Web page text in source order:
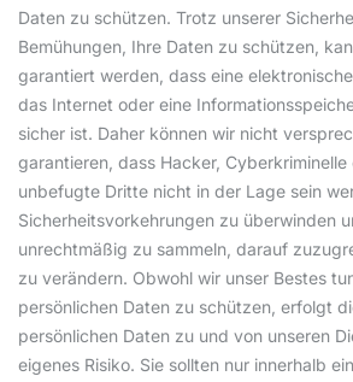
Daten zu schützen. Trotz unserer
Bemühungen, Ihre Daten zu schützen,
garantiert werden, dass eine
das Internet oder eine
sicher ist. Daher können wir nicht
garantieren, dass Hacker,
unbefugte Dritte nicht in der Lage sein
Sicherheitsvorkehrungen zu überwinden
unrechtmäßig zu sammeln, darauf
zu verändern. Obwohl wir unser Bestes
persönlichen Daten zu schützen, erfolgt
persönlichen Daten zu und von unseren
eigenes Risiko. Sie sollten nur innerhalb